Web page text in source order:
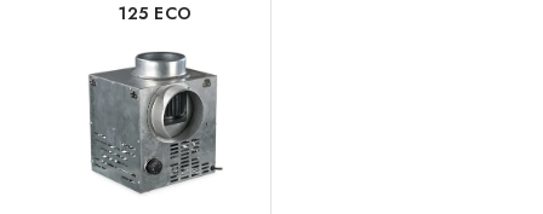
125 ECO